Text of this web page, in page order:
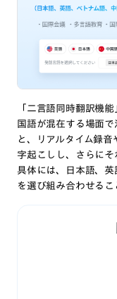
「二言語同時翻訳機
国語が混在する場面
と、リアルタイム録
字起こしし、さらにそ
具体には、日本語、
を選び組み合わせるこ